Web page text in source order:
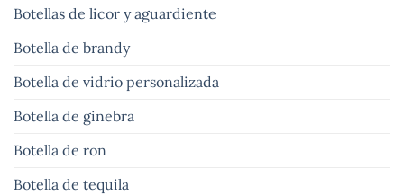
Botellas de licor y aguardiente
Botella de brandy
Botella de vidrio personalizada
Botella de ginebra
Botella de ron
Botella de tequila